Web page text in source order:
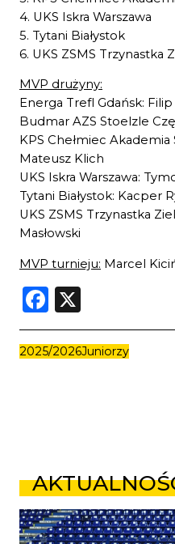
4. UKS Iskra Warszawa
5. Tytani Białystok
6. UKS ZSMS Trzynastka
MVP drużyny:
Energa Trefl Gdańsk:
Budmar AZS Stoelzle
KPS Chełmiec Akademia
Mateusz Klich
UKS Iskra Warszawa:
Tytani Białystok: Kacper
UKS ZSMS Trzynastka
Masłowski
MVP turnieju: Marcel
Facebook
2025/2026Juniorzy